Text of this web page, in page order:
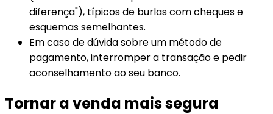
diferença"), típicos de burlas com cheques e
esquemas semelhantes.
Em caso de dúvida sobre um método de
pagamento, interromper a transação e pedir
aconselhamento ao seu banco.
Tornar a venda mais segura